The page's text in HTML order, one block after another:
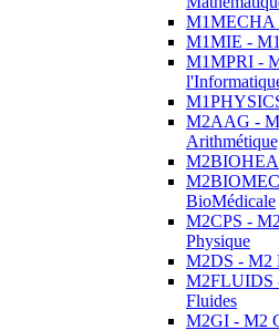
M1MECHA
M1MIE -
M1MPRI -
M2AAG -
M2BIOHEA
BioMédicale
M2CPS -
Physique
M2DS - M2
M2FLUIDS
Fluides
M2GI - M2